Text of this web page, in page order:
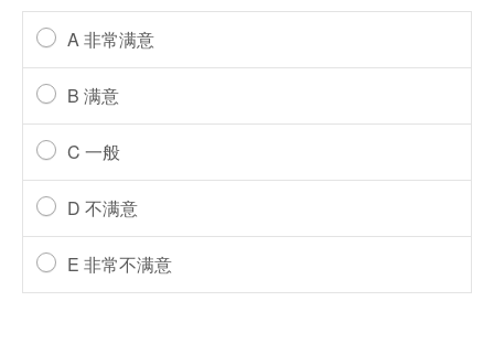
A 非常满意
B 满意
C 一般
D 不满意
E 非常不满意